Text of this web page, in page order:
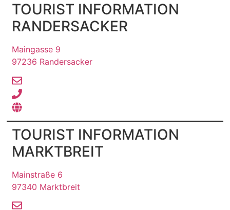
TOURIST INFORMATION
RANDERSACKER
Maingasse 9
97236 Randersacker
TOURIST INFORMATION
MARKTBREIT
Mainstraße 6
97340 Marktbreit